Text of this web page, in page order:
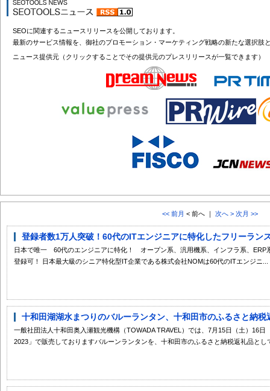
SEOに関連するニュースリリースを公開しております。
最新のサービス情報を、御社のプロモーション・マーケティング戦略の新たな選択肢
ニュース提供元（クリックすることでその提供元のプレスリリースが一覧できます）
<< 前月 < 前へ ｜ 次へ > 次月 >>
登録者数1万人突破！60代のITエンジニアに特化したフリーラン
日本で唯一 60代のエンジニアに特化！ オープン系、汎用機系、インフラ系、ERP
登録可！ 日本最大級のシニア特化型IT企業である株式会社NOMは60代のITエンジニ...
十和田湖湖水まつりのバルーランタン、十和田市のふるさと納税
一般社団法人十和田奥入瀬観光機構（TOWADA TRAVEL）では、7月15日（土）16
2023」で販売しておりますバルーンランタンを、十和田市のふるさと納税返礼品とし